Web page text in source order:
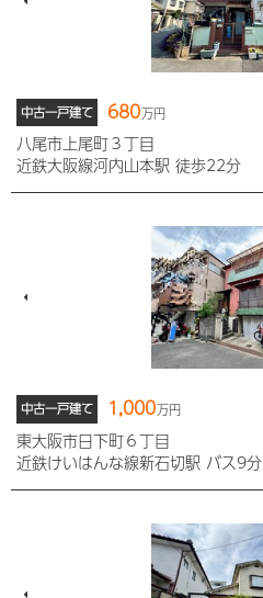
中古一戸建て 680万円
八尾市上尾町３丁目
近鉄大阪線河内山本駅 徒歩22分
中古一戸建て 1,000万円
東大阪市日下町６丁目
近鉄けいはんな線新石切駅 バス9分